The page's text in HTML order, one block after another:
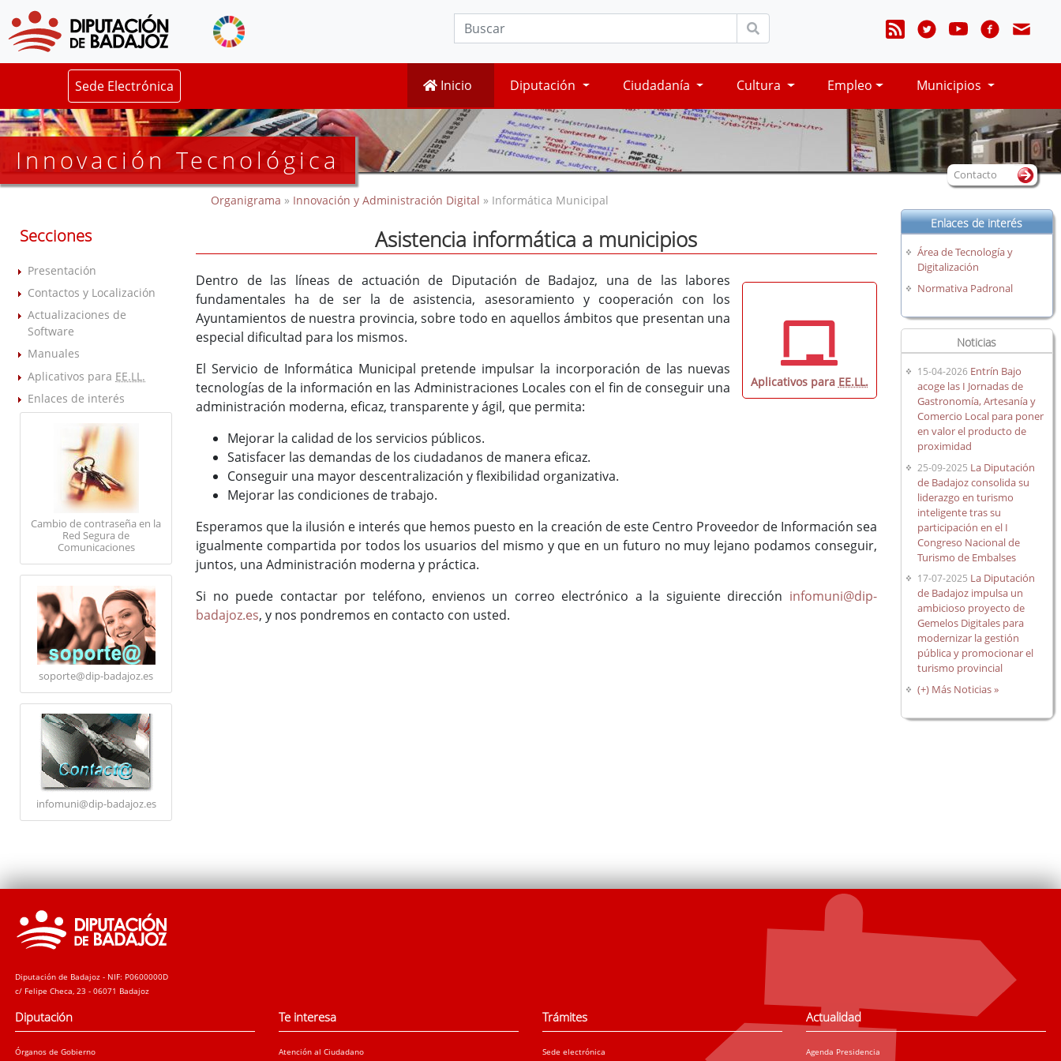
Sede Electrónica Inicio Diputación Ciudadanía Cultura Empleo Municipios
Innovación Tecnológica
Secciones
Presentación
Contactos y Localización
Actualizaciones de
Software
Manuales
Aplicativos para EE.LL.
Enlaces de interés
Cambio de contraseña en la
Red Segura de
Comunicaciones
soporte@dip-badajoz.es
infomuni@dip-badajoz.es
Organigrama » Innovación y Administración Digital » Informática Municipal
Asistencia informática a municipios
Aplicativos para EE.LL.
Dentro de las líneas de actuación de Diputación de Badajoz, una de las labores
fundamentales ha de ser la de asistencia, asesoramiento y cooperación con los
Ayuntamientos de nuestra provincia, sobre todo en aquellos ámbitos que presentan una
especial dificultad para los mismos.
El Servicio de Informática Municipal pretende impulsar la incorporación de las nuevas
tecnologías de la información en las Administraciones Locales con el fin de conseguir una
administración moderna, eficaz, transparente y ágil, que permita:
Mejorar la calidad de los servicios públicos.
Satisfacer las demandas de los ciudadanos de manera eficaz.
Conseguir una mayor descentralización y flexibilidad organizativa.
Mejorar las condiciones de trabajo.
Esperamos que la ilusión e interés que hemos puesto en la creación de este Centro Proveedor de Información sea
igualmente compartida por todos los usuarios del mismo y que en un futuro no muy lejano podamos conseguir,
juntos, una Administración moderna y práctica.
Si no puede contactar por teléfono, envienos un correo electrónico a la siguiente dirección infomuni@dip-
badajoz.es, y nos pondremos en contacto con usted.
Contacto
Enlaces de interés
Área de Tecnología y
Digitalización
Normativa Padronal
Noticias
15-04-2026 Entrín Bajo
acoge las I Jornadas de
Gastronomía, Artesanía y
Comercio Local para poner
en valor el producto de
proximidad
25-09-2025 La Diputación
de Badajoz consolida su
liderazgo en turismo
inteligente tras su
participación en el I
Congreso Nacional de
Turismo de Embalses
17-07-2025 La Diputación
de Badajoz impulsa un
ambicioso proyecto de
Gemelos Digitales para
modernizar la gestión
pública y promocionar el
turismo provincial
(+) Más Noticias »
Diputación de Badajoz - NIF: P0600000D
c/ Felipe Checa, 23 - 06071 Badajoz
Diputación
Órganos de Gobierno
Te interesa
Atención al Ciudadano
Trámites
Sede electrónica
Actualidad
Agenda Presidencia